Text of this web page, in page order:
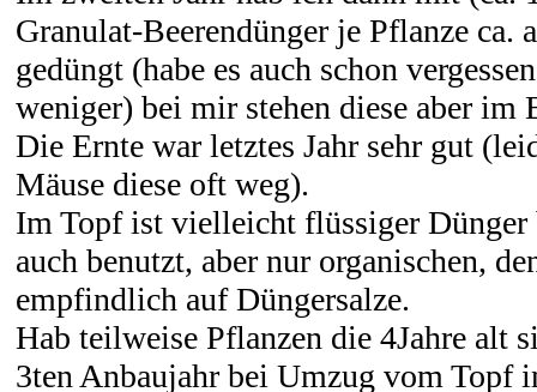
Granulat-Beerendünger je Pflanze ca.
gedüngt (habe es auch schon
weniger) bei mir stehen diese aber im
Die Ernte war letztes Jahr sehr gut
Mäuse diese oft weg).
Im Topf ist vielleicht flüssiger Dünger
auch benutzt, aber nur organischen,
empfindlich auf Düngersalze.
Hab teilweise Pflanzen die 4Jahre alt
3ten Anbaujahr bei Umzug vom Topf